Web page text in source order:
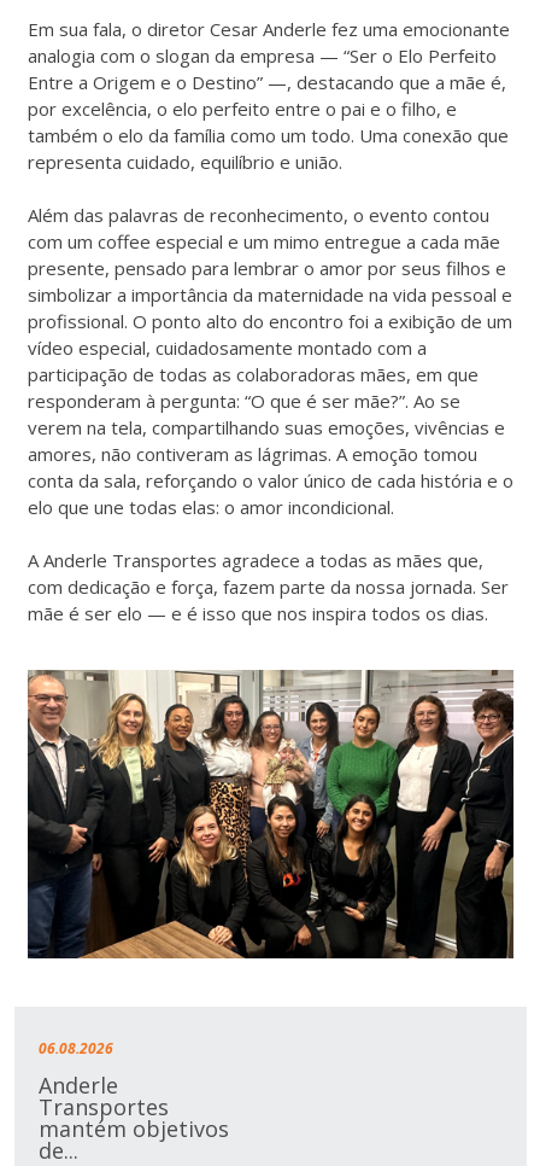
Em sua fala, o diretor Cesar Anderle fez uma emocionante
analogia com o slogan da empresa — “Ser o Elo Perfeito
Entre a Origem e o Destino” —, destacando que a mãe é,
por excelência, o elo perfeito entre o pai e o filho, e
também o elo da família como um todo. Uma conexão que
representa cuidado, equilíbrio e união.
Além das palavras de reconhecimento, o evento contou
com um coffee especial e um mimo entregue a cada mãe
presente, pensado para lembrar o amor por seus filhos e
simbolizar a importância da maternidade na vida pessoal e
profissional. O ponto alto do encontro foi a exibição de um
vídeo especial, cuidadosamente montado com a
participação de todas as colaboradoras mães, em que
responderam à pergunta: “O que é ser mãe?”. Ao se
verem na tela, compartilhando suas emoções, vivências e
amores, não contiveram as lágrimas. A emoção tomou
conta da sala, reforçando o valor único de cada história e o
elo que une todas elas: o amor incondicional.
A Anderle Transportes agradece a todas as mães que,
com dedicação e força, fazem parte da nossa jornada. Ser
mãe é ser elo — e é isso que nos inspira todos os dias.
06.08.2026
Anderle
Transportes
mantém objetivos
de...